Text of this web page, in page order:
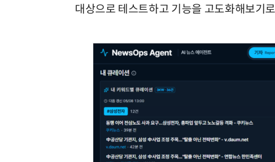
대상으로 테스트하고 기능을 고도화해보기